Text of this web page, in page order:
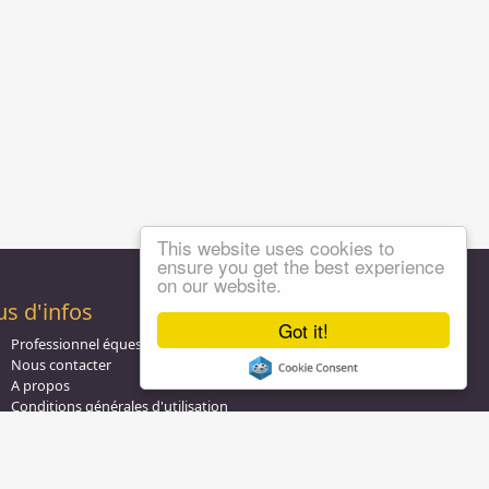
Got it!
This website uses cookies to
ensure you get the best experience
on our website.
d'infos
Professionnel équestre, Inscrivez-vous !
Nous contacter
A propos
Conditions générales d'utilisation